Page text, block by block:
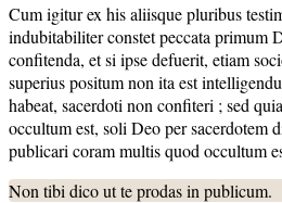
Cum igitur ex his aliisque pluribus
indubitabiliter constet peccata primum
confitenda, et si ipse defuerit, etiam
superius positum non ita est
habeat, sacerdoti non confiteri ; sed
occultum est, soli Deo per sacerdotem
publicari coram multis quod occultum
Non tibi dico ut te prodas in publicum.